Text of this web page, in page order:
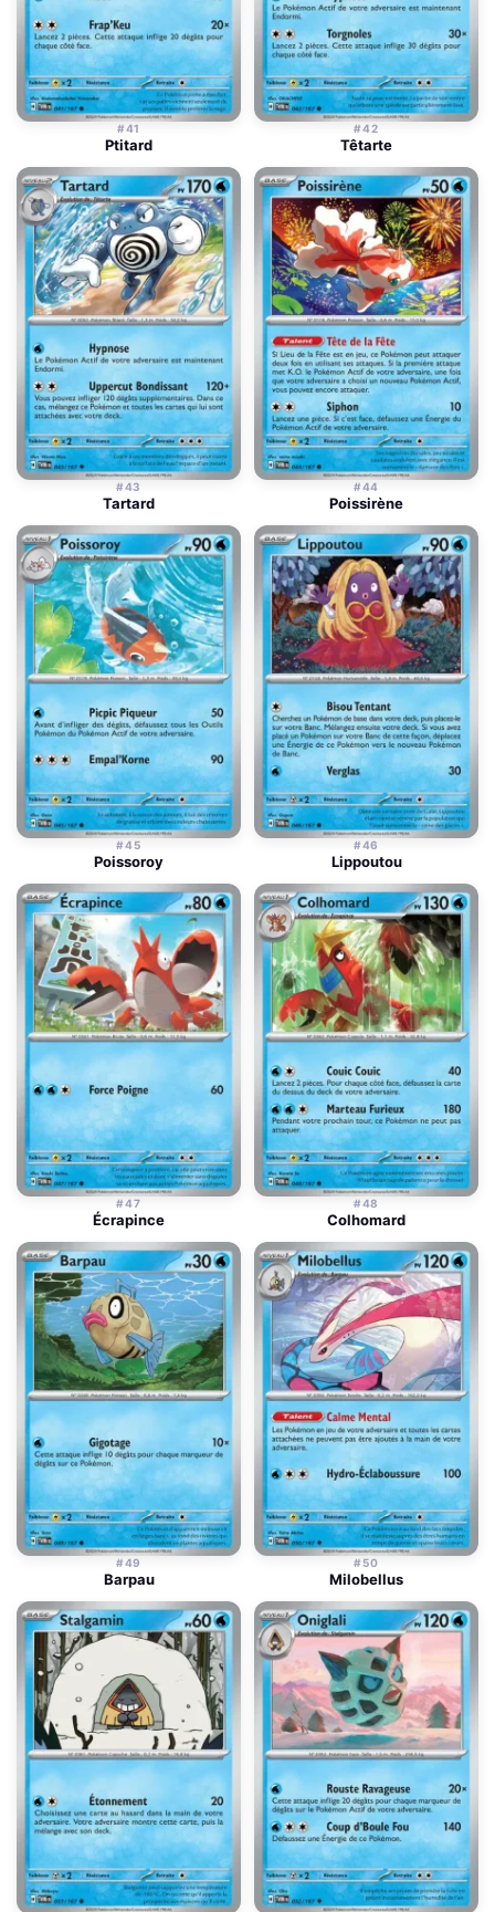
#41
Ptitard
#42
Têtarte
#43
Tartard
#44
Poissirène
#45
Poissoroy
#46
Lippoutou
#47
Écrapince
#48
Colhomard
#49
Barpau
#50
Milobellus